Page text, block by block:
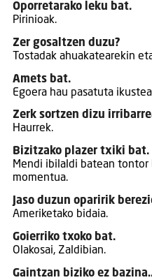
Oporretarako leku bat.
Pirinioak.
Zer gosaltzen duzu?
Tostadak ahuakatearekin
Amets bat.
Egoera hau pasatuta
Zerk sortzen dizu
Haurrek.
Bizitzako plazer txiki bat.
Mendi ibilaldi batean tontor
momentua.
Jaso duzun oparirik
Ameriketako bidaia.
Goierriko txoko bat.
Olakosai, Zaldibian.
Gaintzan biziko ez